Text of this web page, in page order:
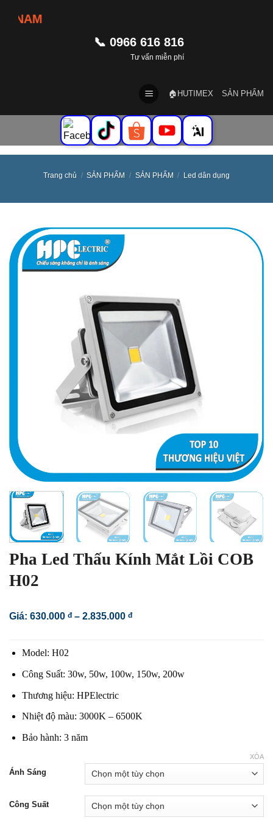
📞 0966 616 816
Tư vấn miễn phí
🏠HUTIMEX SẢN PHẨM
Trang chủ / SẢN PHẨM / SẢN PHẨM / Led dân dụng
Pha Led Thấu Kính Mắt Lồi COB
H02
Giá: 630.000 đ – 2.835.000 đKhoảng
Model: H02
Công Suất: 30w, 50w, 100w, 150w, 200w
Thương hiệu: HPElectric
Nhiệt độ màu: 3000K – 6500K
Bảo hành: 3 năm
Ánh Sáng
Công Suất
XÓA